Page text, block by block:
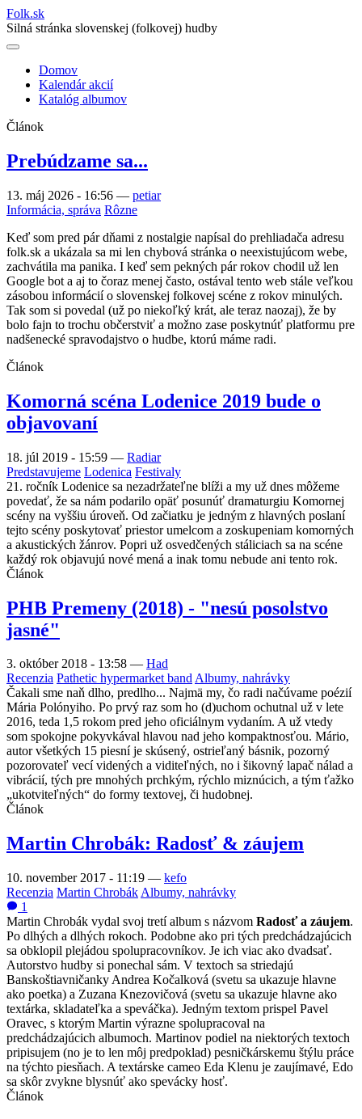
Folk.sk
Silná stránka slovenskej (folkovej) hudby
Main
navigation
Domov
Kalendár akcií
Katalóg albumov
Článok
Prebúdzame sa...
13. máj 2026 - 16:56 — petiar
Informácia, správa Rôzne
Keď som pred pár dňami z nostalgie napísal do prehliadača adresu
folk.sk a ukázala sa mi len chybová stránka o neexistujúcom webe,
zachvátila ma panika. I keď sem pekných pár rokov chodil už len
Google bot a aj to čoraz menej často, ostával tento web stále veľkou
zásobou informácií o slovenskej folkovej scéne z rokov minulých.
Tak som si povedal (už po niekoľký krát, ale teraz naozaj), že by
bolo fajn to trochu občerstviť a možno zase poskytnúť platformu pre
nadšenecké spravodajstvo o hudbe, ktorú máme radi.
Článok
Komorná scéna Lodenice 2019 bude o
objavovaní
18. júl 2019 - 15:59 — Radiar
Predstavujeme Lodenica Festivaly
21. ročník Lodenice sa nezadržateľne blíži a my už dnes môžeme
povedať, že sa nám podarilo opäť posunúť dramaturgiu Komornej
scény na vyššiu úroveň. Od začiatku je jedným z hlavných poslaní
tejto scény poskytovať priestor umelcom a zoskupeniam komorných
a akustických žánrov. Popri už osvedčených stáliciach sa na scéne
každý rok objavujú nové mená a inak tomu nebude ani tento rok.
Článok
PHB Premeny (2018) - "nesú posolstvo
jasné"
3. október 2018 - 13:58 — Had
Recenzia Pathetic hypermarket bandAlbumy, nahrávky
Čakali sme naň dlho, predlho... Najmä my, čo radi načúvame poézií
Mária Polónyiho. Po prvý raz som ho (d)uchom ochutnal už v lete
2016, teda 1,5 rokom pred jeho oficiálnym vydaním. A už vtedy
som spokojne pokyvkával hlavou nad jeho kompaktnosťou. Mário,
autor všetkých 15 piesní je skúsený, ostrieľaný básnik, pozorný
pozorovateľ vecí videných a viditeľných, no i šikovný lapač nálad a
vibrácií, tých pre mnohých prchkým, rýchlo miznúcich, a tým ťažko
„ukotviteľných“ do formy textovej, či hudobnej.
Článok
Martin Chrobák: Radosť & záujem
10. november 2017 - 11:19 — kefo
Recenzia Martin Chrobák Albumy, nahrávky
1
Martin Chrobák vydal svoj tretí album s názvom Radosť a záujem.
Po dlhých a dlhých rokoch. Podobne ako pri tých predchádzajúcich
sa obklopil plejádou spolupracovníkov. Je ich viac ako dvadsať.
Autorstvo hudby si ponechal sám. V textoch sa striedajú
Banskoštiavničanky Andrea Kočalková (svetu sa ukazuje hlavne
ako poetka) a Zuzana Knezovičová (svetu sa ukazuje hlavne ako
textárka, skladateľka a speváčka). Jedným textom prispel Pavel
Oravec, s ktorým Martin výrazne spolupracoval na
predchádzajúcich albumoch. Martinov podiel na niektorých textoch
pripisujem (no je to len môj predpoklad) pesničkárskemu štýlu práce
na týchto piesňach. A textárske cameo Eda Klenu je zaujímavé, Edo
sa skôr zvykne blysnúť ako spevácky hosť.
Článok